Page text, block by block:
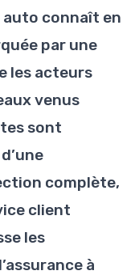
auto connaît en
par une
les acteurs
venus
sont
complète,
client
les
à